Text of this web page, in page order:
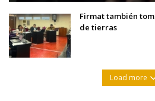
Firmat también
de tierras
Load more